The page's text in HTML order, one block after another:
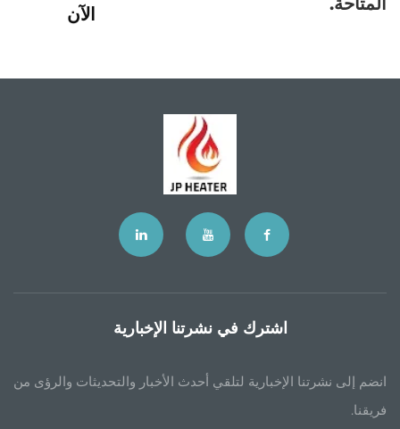
الآن
اشترك في نشرتنا الإخبارية
انضم إلى نشرتنا الإخبارية لتلقي أحدث الأخبار والتحديثات والرؤى من
فريقنا.